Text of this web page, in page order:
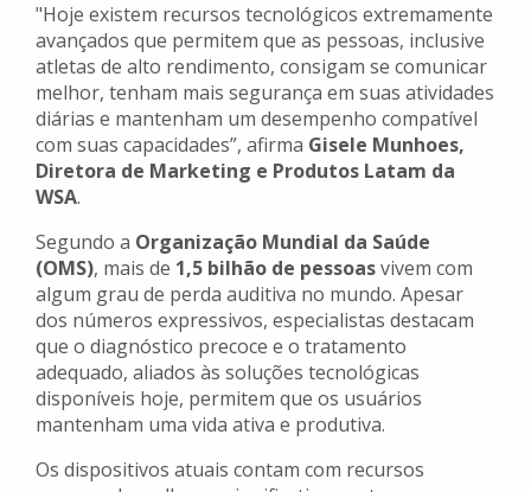
"Hoje existem recursos tecnológicos extremamente
avançados que permitem que as pessoas, inclusive
atletas de alto rendimento, consigam se comunicar
melhor, tenham mais segurança em suas atividades
diárias e mantenham um desempenho compatível
com suas capacidades”, afirma Gisele Munhoes,
Diretora de Marketing e Produtos Latam da
WSA.
Segundo a Organização Mundial da Saúde
(OMS), mais de 1,5 bilhão de pessoasvivem com
algum grau de perda auditiva no mundo. Apesar
dos números expressivos, especialistas destacam
que o diagnóstico precoce e o tratamento
adequado, aliados às soluções tecnológicas
disponíveis hoje, permitem que os usuários
mantenham uma vida ativa e produtiva.
Os dispositivos atuais contam com recursos